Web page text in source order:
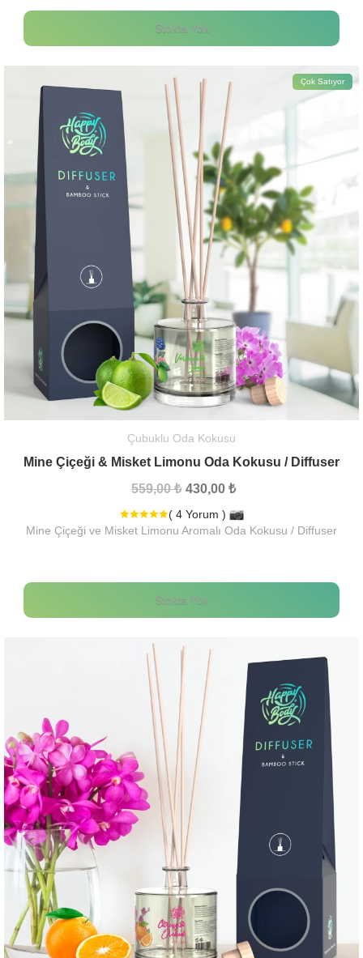
Stokta Yok
Çok Satıyor
Çubuklu Oda Kokusu
Mine Çiçeği & Misket Limonu Oda Kokusu / Diffuser
559,00 ₺ 430,00 ₺
( 4 Yorum )
Mine Çiçeği ve Misket Limonu Aromalı Oda Kokusu / Diffuser
Stokta Yok